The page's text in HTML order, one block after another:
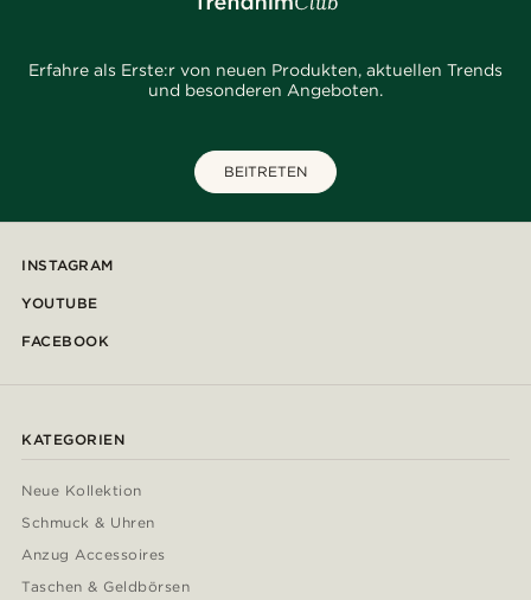
Erfahre als Erste:r von neuen Produkten, aktuellen Trends
und besonderen Angeboten.
BEITRETEN
INSTAGRAM
YOUTUBE
FACEBOOK
KATEGORIEN
Neue Kollektion
Schmuck & Uhren
Anzug Accessoires
Taschen & Geldbörsen